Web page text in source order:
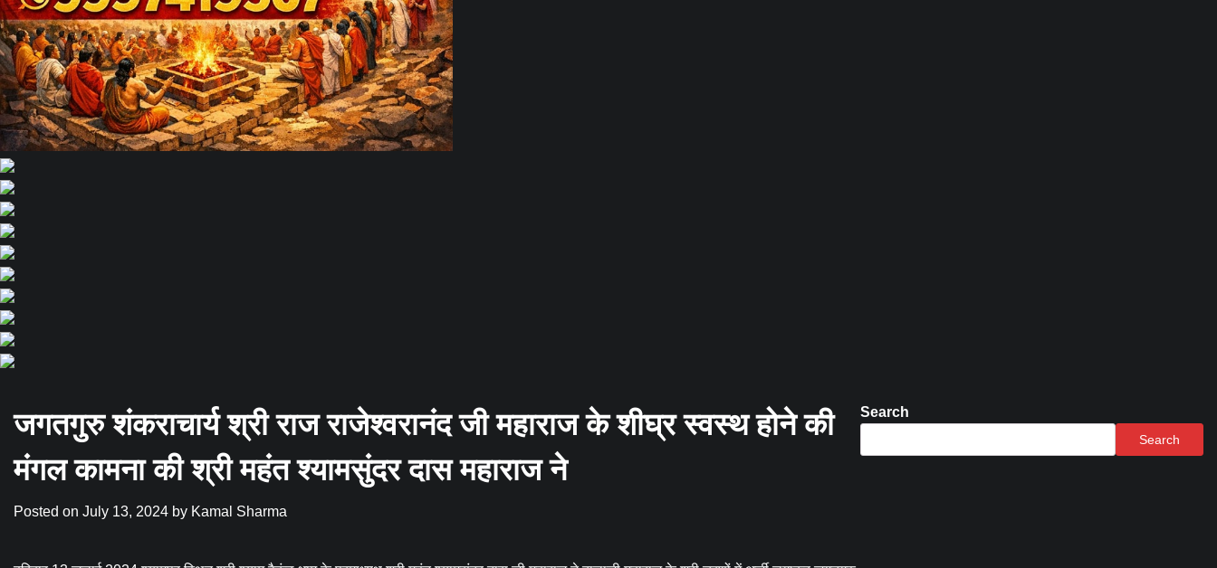
जगतगुरु शंकराचार्य श्री राज राजेश्वरानंद जी महाराज के शीघ्र स्वस्थ होने की
मंगल कामना की श्री महंत श्यामसुंदर दास महाराज ने
Posted on July 13, 2024 by Kamal Sharma
Search
Search